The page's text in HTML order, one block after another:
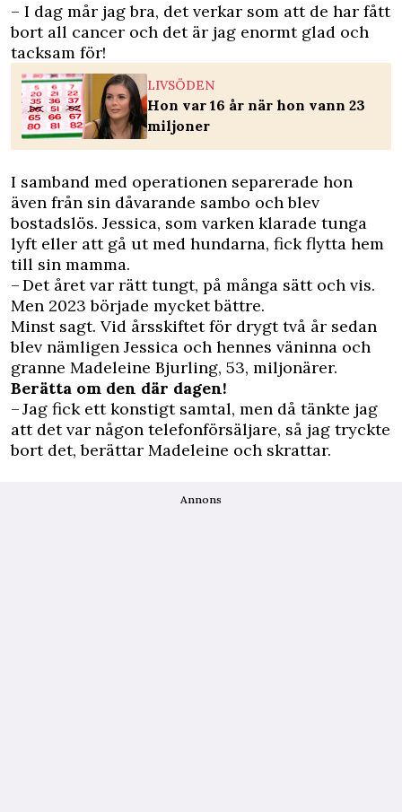
– I dag mår jag bra, det verkar som att de har fått
bort all cancer och det är jag enormt glad och
tacksam för!
LIVSÖDEN
Hon var 16 år när hon vann 23
miljoner
I samband med operationen separerade hon
även från sin dåvarande sambo och blev
bostadslös. Jessica, som varken klarade tunga
lyft eller att gå ut med hundarna, fick flytta hem
till sin mamma.
– Det året var rätt tungt, på många sätt och vis.
Men 2023 började mycket bättre.
Minst sagt. Vid årsskiftet för drygt två år sedan
blev nämligen Jessica och hennes väninna och
granne Madeleine Bjurling, 53, miljonärer.
Berätta om den där dagen!
– Jag fick ett konstigt samtal, men då tänkte jag
att det var någon telefonförsäljare, så jag tryckte
bort det, berättar Madeleine och skrattar.
Annons